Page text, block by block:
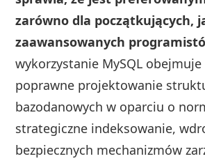
zarówno dla początkujących,
zaawansowanych
wykorzystanie MySQL
poprawne projektowanie
bazodanowych w oparciu o
strategiczne indeksowanie,
bezpiecznych mechanizmów